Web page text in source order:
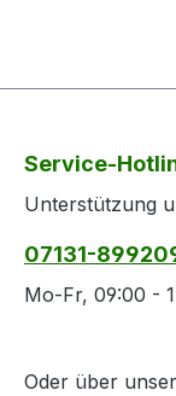
Service-
Unterstützung
07131-
Mo-Fr, 09:00 -
Oder über unser